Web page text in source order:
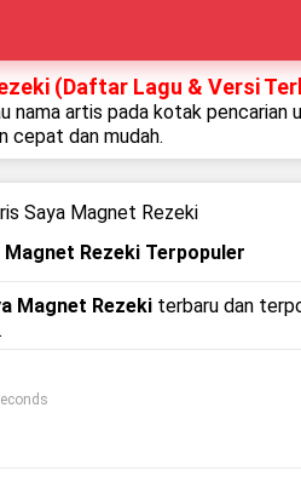
(Daftar Lagu & Versi
nama artis pada kotak pencarian
cepat dan mudah.
Saya Magnet Rezeki
Rezeki Terpopuler
Magnet Rezeki terbaru dan